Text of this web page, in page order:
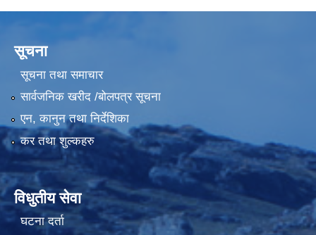
सूचना
सूचना तथा समाचार
सार्वजनिक खरीद /बोलपत्र सूचना
एन, कानुन तथा निर्देशिका
कर तथा शुल्कहरु
विधुतीय सेवा
घटना दर्ता